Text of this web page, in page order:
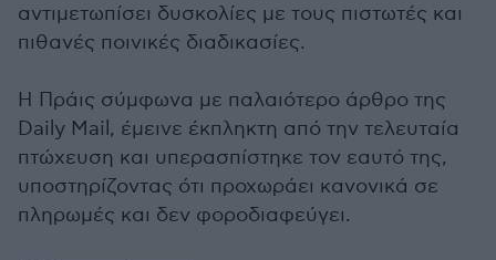
αντιμετωπίσει δυσκολίες με τους πιστωτές και
πιθανές ποινικές διαδικασίες.
Η Πράις σύμφωνα με παλαιότερο άρθρο της
Daily Mail, έμεινε έκπληκτη από την τελευταία
πτώχευση και υπερασπίστηκε τον εαυτό της,
υποστηρίζοντας ότι προχωράει κανονικά σε
πληρωμές και δεν φοροδιαφεύγει.